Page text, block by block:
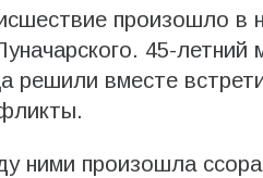
произошло в
45-летний
решили вместе
ними произошла